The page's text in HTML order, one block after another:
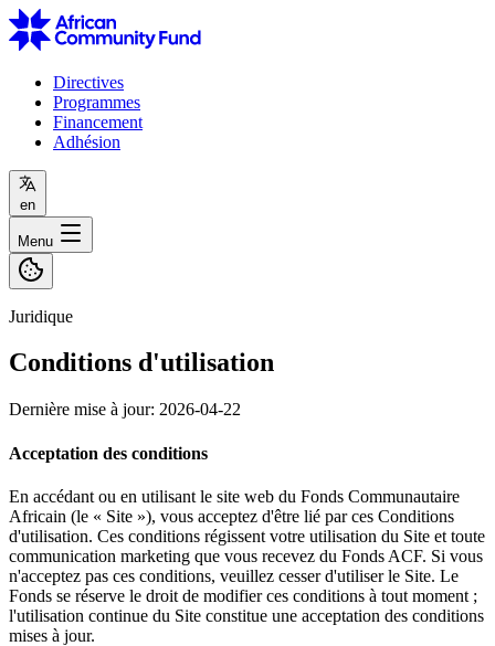
Directives
Programmes
Financement
Adhésion
en
Menu
Juridique
Conditions d'utilisation
Dernière mise à jour: 2026-04-22
Acceptation des conditions
En accédant ou en utilisant le site web du Fonds Communautaire
Africain (le « Site »), vous acceptez d'être lié par ces Conditions
d'utilisation. Ces conditions régissent votre utilisation du Site et toute
communication marketing que vous recevez du Fonds ACF. Si vous
n'acceptez pas ces conditions, veuillez cesser d'utiliser le Site. Le
Fonds se réserve le droit de modifier ces conditions à tout moment ;
l'utilisation continue du Site constitue une acceptation des conditions
mises à jour.